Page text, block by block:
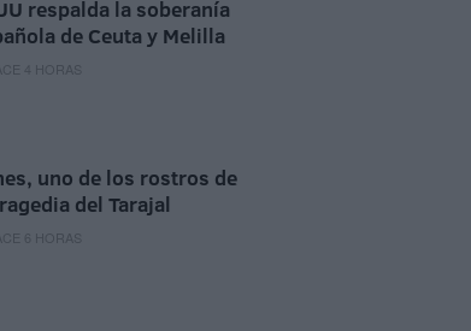
respalda la soberanía
de Ceuta y Melilla
4 HORAS
uno de los rostros de
del Tarajal
6 HORAS